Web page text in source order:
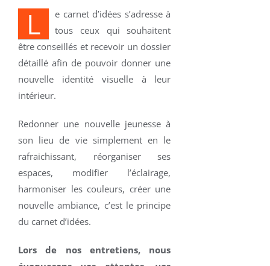
L
e carnet d’idées s’adresse à
tous ceux qui souhaitent
être conseillés et recevoir un dossier
détaillé afin de pouvoir donner une
nouvelle identité visuelle à leur
intérieur.
Redonner une nouvelle jeunesse à
son lieu de vie simplement en le
rafraichissant, réorganiser ses
espaces, modifier l’éclairage,
harmoniser les couleurs, créer une
nouvelle ambiance, c’est le principe
du carnet d’idées.
Lors de nos entretiens, nous